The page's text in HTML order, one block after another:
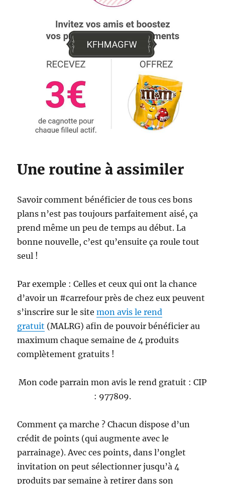
Une routine à assimiler
Savoir comment bénéficier de tous ces bons
plans n’est pas toujours parfaitement aisé, ça
prend même un peu de temps au début. La
bonne nouvelle, c’est qu’ensuite ça roule tout
seul !
Par exemple : Celles et ceux qui ont la chance
d’avoir un #carrefour près de chez eux peuvent
s’inscrire sur le sitemon avis le rend
gratuit (MALRG) afin de pouvoir bénéficier au
maximum chaque semaine de 4 produits
complètement gratuits !
Mon code parrain mon avis le rend gratuit : CIP
: 977809.
Comment ça marche ? Chacun dispose d’un
crédit de points (qui augmente avec le
parrainage). Avec ces points, dans l’onglet
invitation on peut sélectionner jusqu’à 4
produits par semaine à retirer dans son